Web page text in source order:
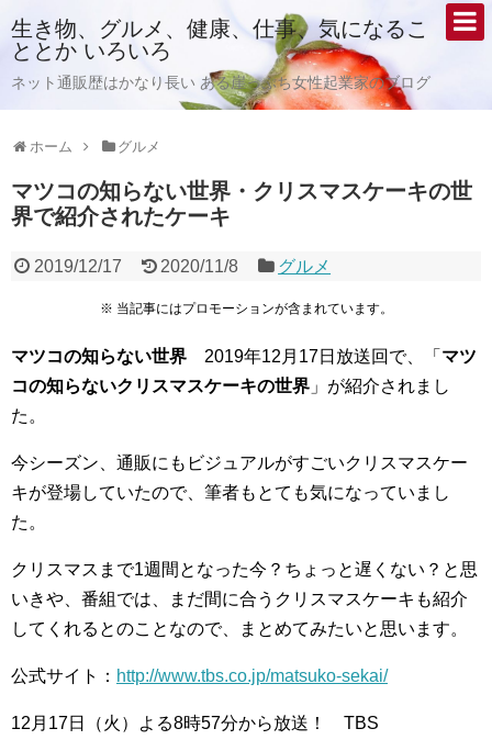
生き物、グルメ、健康、仕事、気になるこ
ととか いろいろ
ネット通販歴はかなり長い ある崖っぷち女性起業家のブログ
ホーム グルメ
マツコの知らない世界・クリスマスケーキの世
界で紹介されたケーキ
2019/12/17 2020/11/8 グルメ
※ 当記事にはプロモーションが含まれています。
マツコの知らない世界 2019年12月17日放送回で、「 マツ
コの知らないクリスマスケーキの世界 」が紹介されまし
た。
今シーズン、通販にもビジュアルがすごいクリスマスケー
キが登場していたので、筆者もとても気になっていまし
た。
クリスマスまで1週間となった今？ちょっと遅くない？と思
いきや、番組では、まだ間に合うクリスマスケーキも紹介
してくれるとのことなので、まとめてみたいと思います。
公式サイト： http://www.tbs.co.jp/matsuko-sekai/
12月17日（火）よる8時57分から放送！ TBS